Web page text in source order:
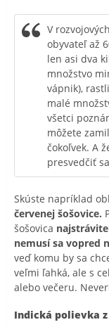
V
obyvateľ až
len asi dva
množstvo
vápnik),
malé
všetci
môžete
čokoľvek. A
presvedčiť
Skúste napríklad
červenej šošovice.
šošovica
nemusí sa vopred
veď komu by sa
veľmi ľahká, ale s
alebo večeru.
Indická polievka